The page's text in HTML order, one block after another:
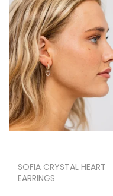
SOFIA CRYSTAL HEART
EARRINGS